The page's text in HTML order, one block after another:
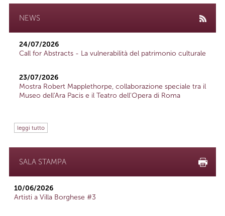
NEWS
24/07/2026
Call for Abstracts - La vulnerabilità del patrimonio culturale
23/07/2026
Mostra Robert Mapplethorpe, collaborazione speciale tra il
Museo dell'Ara Pacis e il Teatro dell'Opera di Roma
leggi tutto
SALA STAMPA
10/06/2026
Artisti a Villa Borghese #3